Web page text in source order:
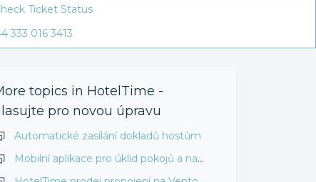
Ticket Status
333 016 3413
topics in HotelTime -
pro novou úpravu
Automatické zasílání dokladů hostům
Mobilní aplikace pro úklid pokojů a natěžování minibarů